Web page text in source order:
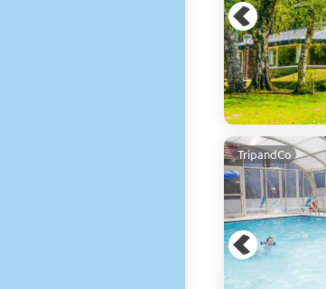
TripandCo